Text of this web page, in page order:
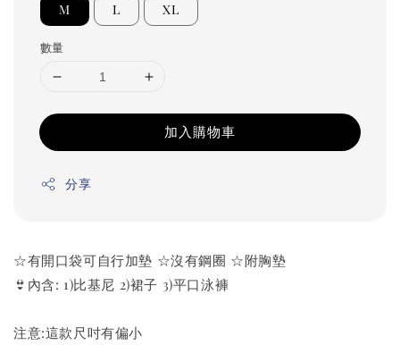
M L XL
數量
加入購物車
分享
☆有開口袋可自行加墊 ☆沒有鋼圈 ☆附胸墊
👙內含: 1)比基尼 2)裙子 3)平口泳褲
注意:這款尺吋有偏小